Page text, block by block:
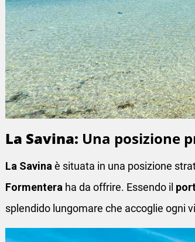
La Savina: Una posizione
La Savinaè situata in una posizione
Formentera ha da offrire. Essendo il
splendido lungomare che accoglie ogni